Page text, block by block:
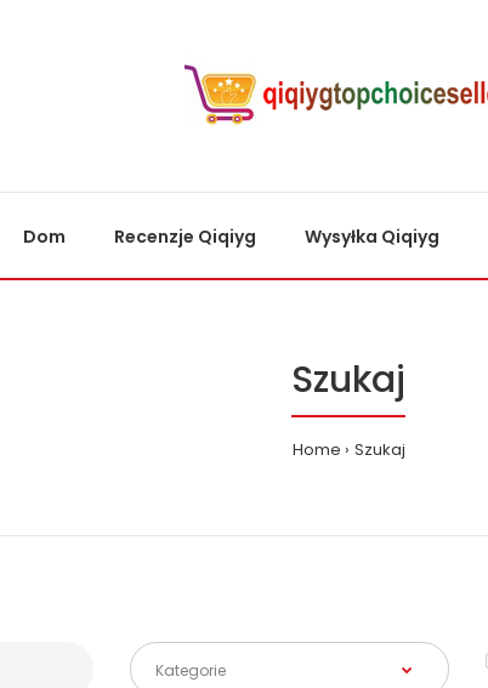
Dom Recenzje Qiqiyg Wysyłka Qiqiyg
Szukaj
Home Szukaj